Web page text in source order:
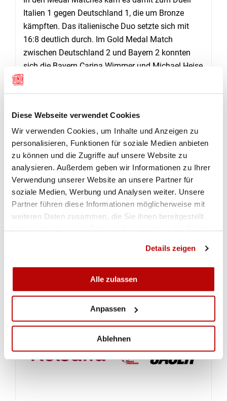
Diese Webseite verwendet Cookies
Wir verwenden Cookies, um Inhalte und Anzeigen zu
personalisieren, Funktionen für soziale Medien anbieten
zu können und die Zugriffe auf unsere Website zu
analysieren. Außerdem geben wir Informationen zu Ihrer
Verwendung unserer Website an unsere Partner für
soziale Medien, Werbung und Analysen weiter. Unsere
Partner führen diese Informationen möglicherweise mit
weiteren Daten zusammen, die Sie ihnen bereitgestellt
Details zeigen
Alle zulassen
Anpassen
Ablehnen
Italien 1 gegen Deutschland 1, die um Bronze
kämpften. Das italienische Duo setzte sich mit
16:8 deutlich durch. Im Gold Medal Match
zwischen Deutschland 2 und Bayern 2 konnten
sich die Bayern Carina Wimmer und Michael Heise
(van)
DOWNLOADS
PISTOL TROPHY MÜNCHEN, RESULTATE 1. TAG
Pistol Trophy Munich Pistolet 10m mixte Gold Medal Match
Pistol Trophy Munich Pistolet 10m mixte Bronze Medal Match
Pistol Trophy Munich Pistolet 10m mixte qualification Stage 1